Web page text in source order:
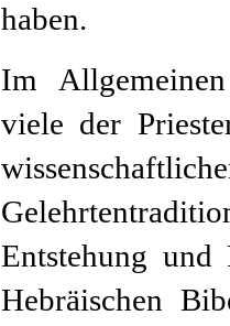
haben.
Im
viele der
Entstehung
Hebräischen